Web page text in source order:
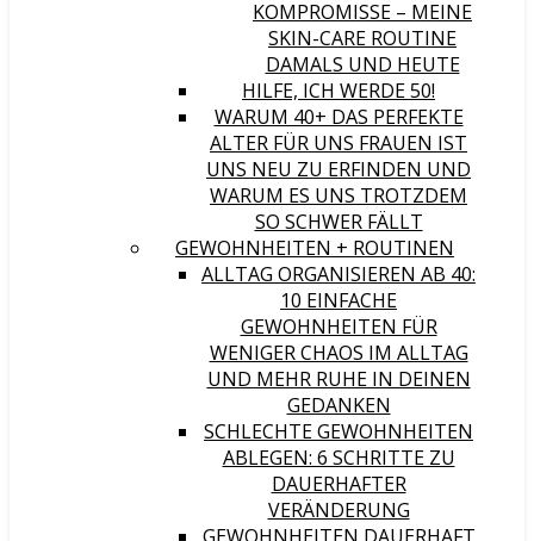
KOMPROMISSE – MEINE
SKIN-CARE ROUTINE
DAMALS UND HEUTE
HILFE, ICH WERDE 50!
WARUM 40+ DAS PERFEKTE
ALTER FÜR UNS FRAUEN IST
UNS NEU ZU ERFINDEN UND
WARUM ES UNS TROTZDEM
SO SCHWER FÄLLT
GEWOHNHEITEN + ROUTINEN
ALLTAG ORGANISIEREN AB 40:
10 EINFACHE
GEWOHNHEITEN FÜR
WENIGER CHAOS IM ALLTAG
UND MEHR RUHE IN DEINEN
GEDANKEN
SCHLECHTE GEWOHNHEITEN
ABLEGEN: 6 SCHRITTE ZU
DAUERHAFTER
VERÄNDERUNG